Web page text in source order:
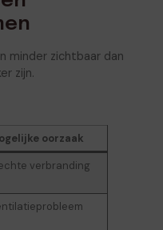
minder zichtbaar dan
zijn.
oorzaak
verbranding